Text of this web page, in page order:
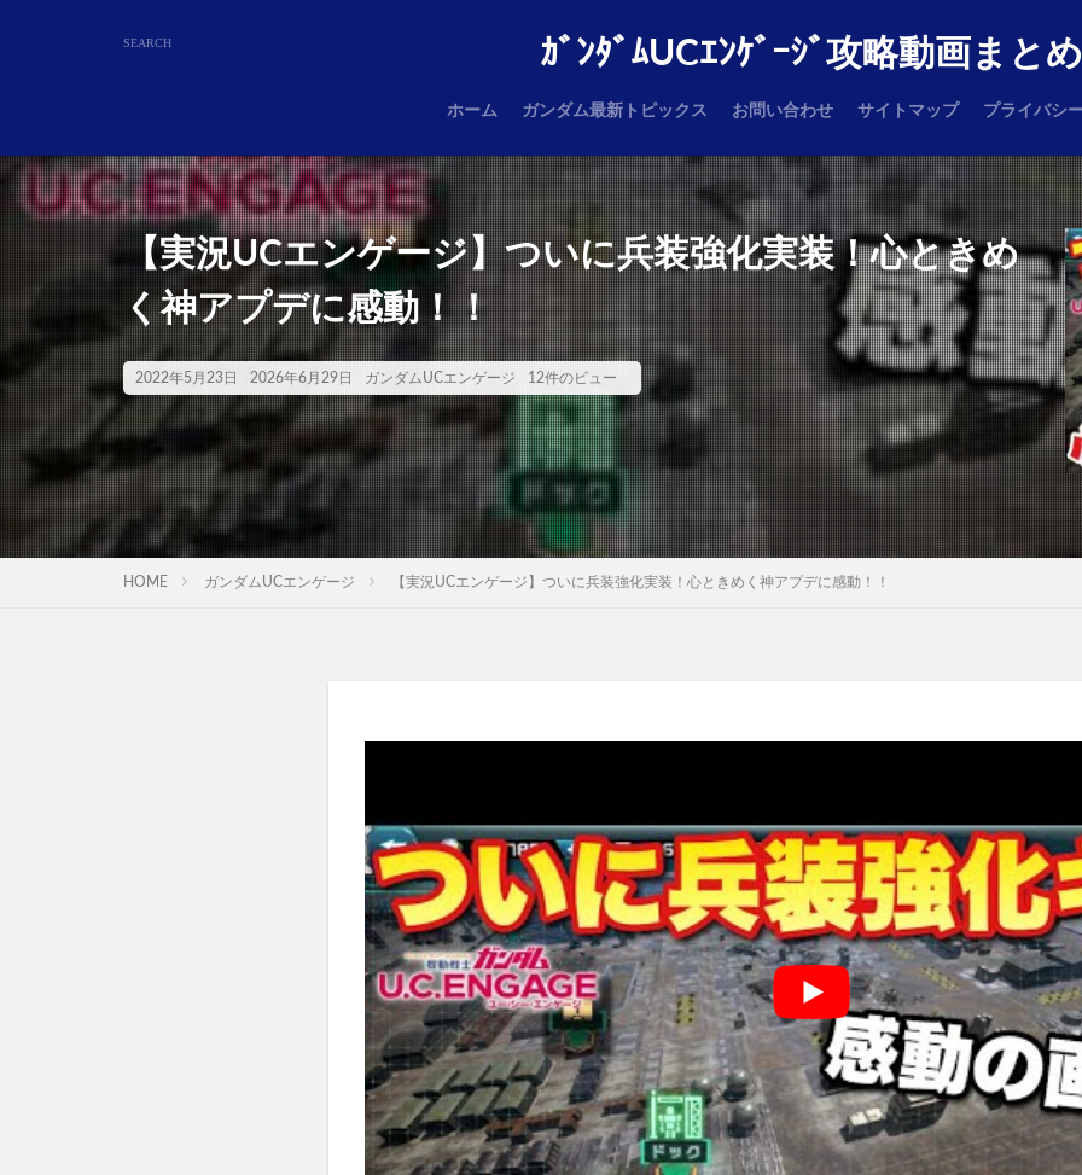
ｶﾞﾝﾀﾞﾑUCｴﾝｹﾞｰｼﾞ攻略動画まとめ
ホーム ガンダム最新トピックス お問い合わせ サイトマップ プライバシ
【実況UCエンゲージ】ついに兵装強化実装！心ときめ
く神アプデに感動！！
2022年5月23日 2026年6月29日 ガンダムUCエンゲージ 12件のビュー
HOME ガンダムUCエンゲージ 【実況UCエンゲージ】ついに兵装強化実装！心ときめく神アプデに感動！！